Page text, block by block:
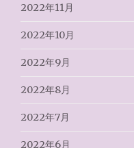
2022年11月
2022年10月
2022年9月
2022年8月
2022年7月
2022年6月